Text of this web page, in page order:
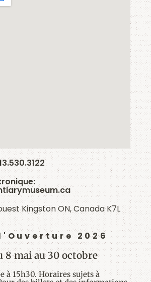
Kingston ON, Canada K7L
2026
8 mai au 30 octobre
à 15h30. Horaires sujets à